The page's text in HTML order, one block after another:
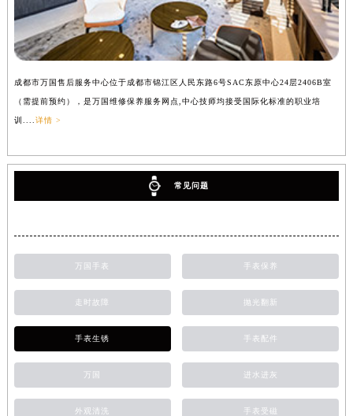
成都市万国售后服务中心位于成都市锦江区人民东路6号SAC东原中心24层2406B室
（需提前预约），是万国维修保养服务网点,中心技师均接受国际化标准的职业培
训.... 详情 >
常见问题
万国手表 手表保养
走时故障 抛光翻新
手表生锈 手表配件
万国 进水进灰
外观清洗 手表受磁